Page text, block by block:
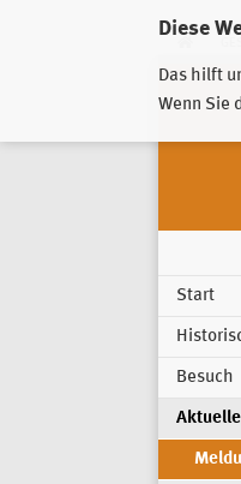
Diese
Das hilft
Wenn Sie
Start
Besuch